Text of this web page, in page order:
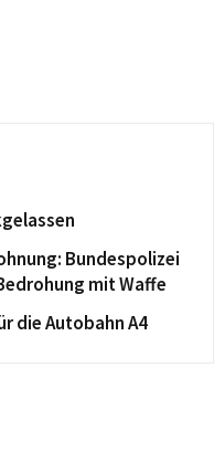
Bundespolizei
mit Waffe
die Autobahn A4